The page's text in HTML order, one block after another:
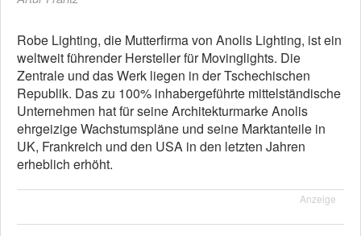
Robe Lighting, die Mutterfirma von Anolis Lighting, ist ein
weltweit führender Hersteller für Movinglights. Die
Zentrale und das Werk liegen in der Tschechischen
Republik. Das zu 100% inhabergeführte mittelständische
Unternehmen hat für seine Architekturmarke Anolis
ehrgeizige Wachstumspläne und seine Marktanteile in
UK, Frankreich und den USA in den letzten Jahren
erheblich erhöht.
Anzeige